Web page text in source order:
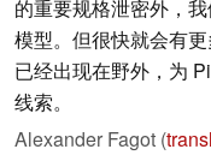
的重要规格泄密外，
模型。但很快就会有
已经出现在野外，为
线索。
Alexander Fagot (